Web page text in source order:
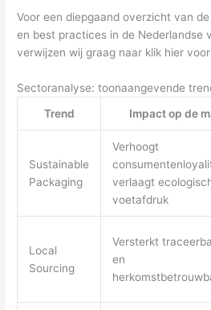
Voor een diepgaand overzicht van
en best practices in de Nederlandse
verwijzen wij graag naar klik hier
Sectoranalyse: toonaangevende
Trend
Impact op de
Sustainable
Packaging
Verhoogt
verlaagt
voetafdruk
Local
Sourcing
Versterkt
en